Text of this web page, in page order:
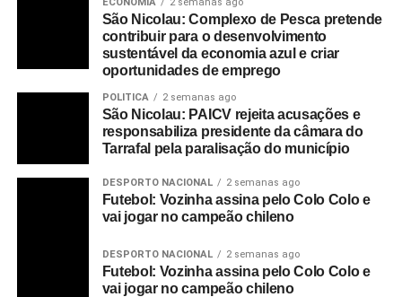
São Nicolau: Complexo de Pesca pretende
contribuir para o desenvolvimento
sustentável da economia azul e criar
oportunidades de emprego
POLITICA 2 semanas ago
São Nicolau: PAICV rejeita acusações e
responsabiliza presidente da câmara do
Tarrafal pela paralisação do município
DESPORTO NACIONAL 2 semanas ago
Futebol: Vozinha assina pelo Colo Colo e
vai jogar no campeão chileno
DESPORTO NACIONAL 2 semanas ago
Futebol: Vozinha assina pelo Colo Colo e
vai jogar no campeão chileno